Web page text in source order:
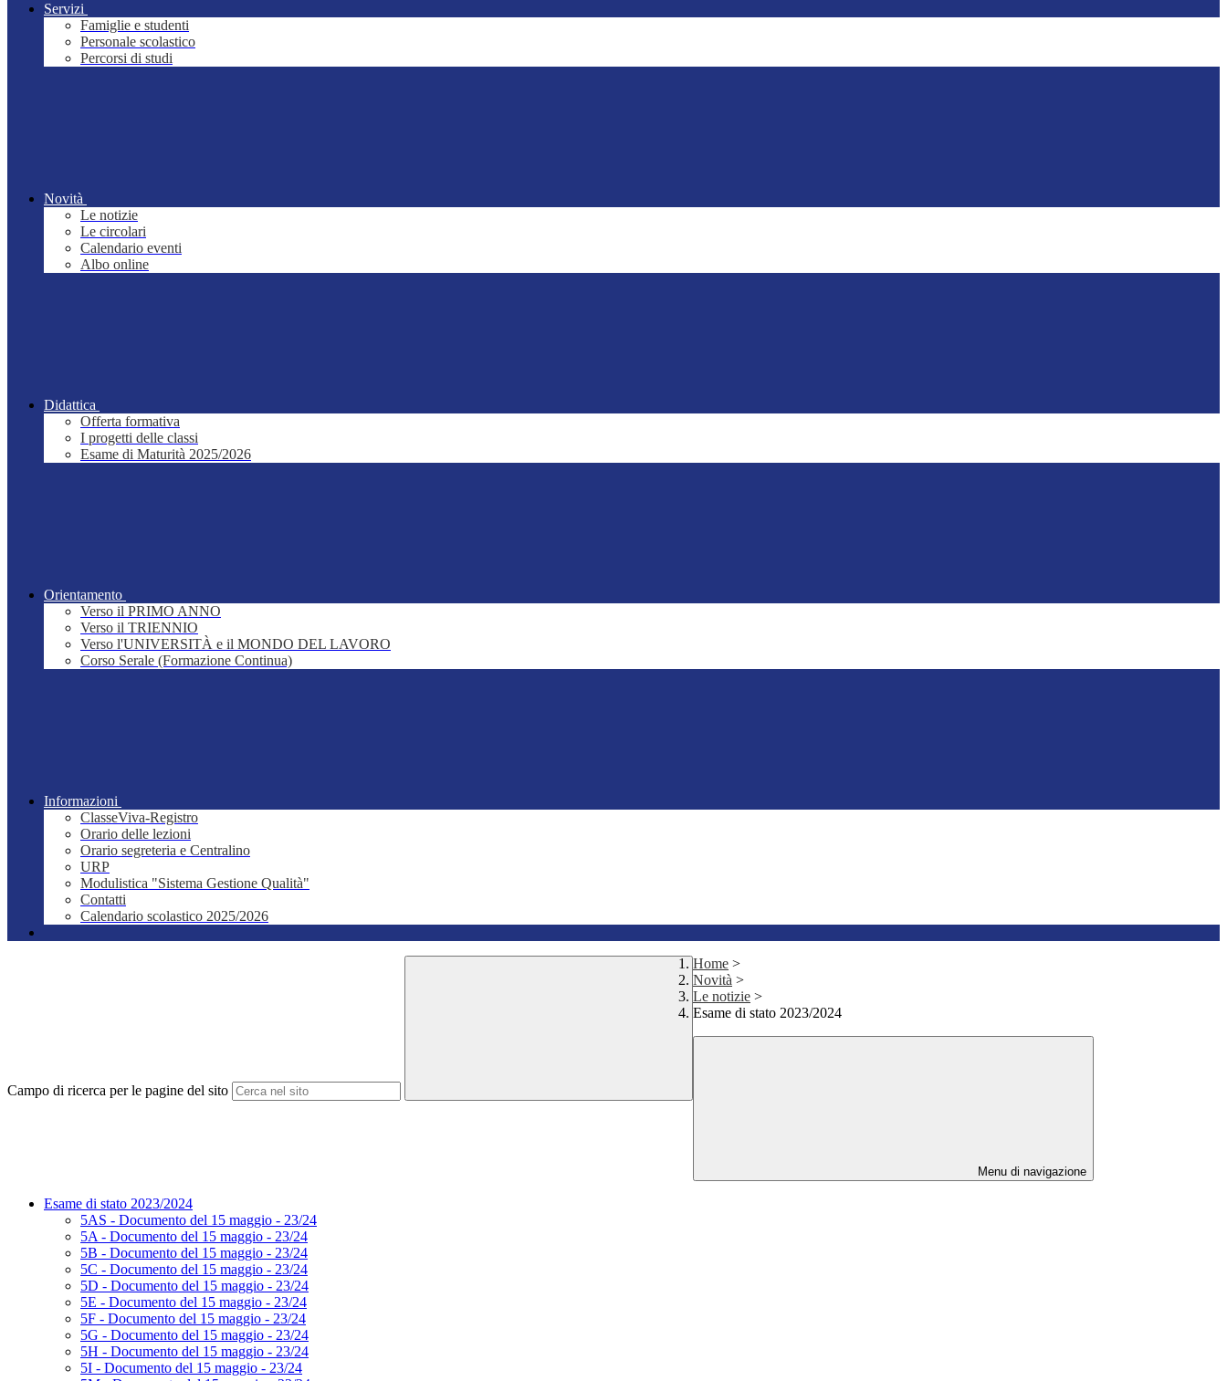
Servizi
Famiglie e studenti
Personale scolastico
Percorsi di studi
Novità
Le notizie
Le circolari
Calendario eventi
Albo online
Didattica
Offerta formativa
I progetti delle classi
Esame di Maturità 2025/2026
Orientamento
Verso il PRIMO ANNO
Verso il TRIENNIO
Verso l'UNIVERSITÀ e il MONDO DEL LAVORO
Corso Serale (Formazione Continua)
Informazioni
ClasseViva-Registro
Orario delle lezioni
Orario segreteria e Centralino
URP
Modulistica "Sistema Gestione Qualità"
Contatti
Calendario scolastico 2025/2026
Campo di ricerca per le pagine del sito
Home >
Novità >
Le notizie >
Esame di stato 2023/2024
Menu di navigazione
Esame di stato 2023/2024
5AS - Documento del 15 maggio - 23/24
5A - Documento del 15 maggio - 23/24
5B - Documento del 15 maggio - 23/24
5C - Documento del 15 maggio - 23/24
5D - Documento del 15 maggio - 23/24
5E - Documento del 15 maggio - 23/24
5F - Documento del 15 maggio - 23/24
5G - Documento del 15 maggio - 23/24
5H - Documento del 15 maggio - 23/24
5I - Documento del 15 maggio - 23/24